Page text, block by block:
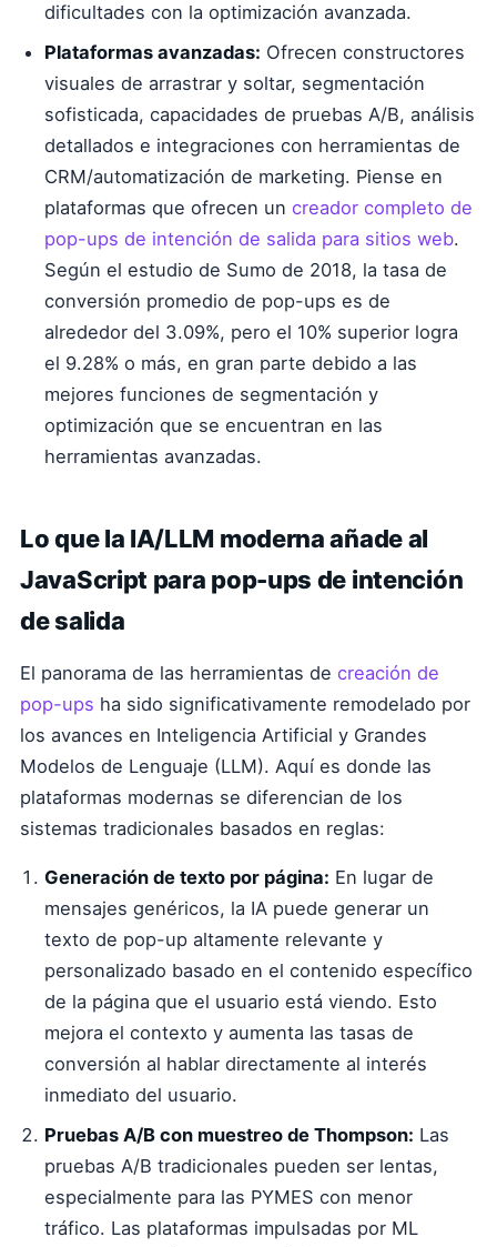
dificultades con la optimización avanzada.
Plataformas avanzadas: Ofrecen constructores
visuales de arrastrar y soltar, segmentación
sofisticada, capacidades de pruebas A/B, análisis
detallados e integraciones con herramientas de
CRM/automatización de marketing. Piense en
plataformas que ofrecen un creador completo de
pop-ups de intención de salida para sitios web.
Según el estudio de Sumo de 2018, la tasa de
conversión promedio de pop-ups es de
alrededor del 3.09%, pero el 10% superior logra
el 9.28% o más, en gran parte debido a las
mejores funciones de segmentación y
optimización que se encuentran en las
herramientas avanzadas.
Lo que la IA/LLM moderna añade al
JavaScript para pop-ups de intención
de salida
El panorama de las herramientas de creación de
pop-ups ha sido significativamente remodelado por
los avances en Inteligencia Artificial y Grandes
Modelos de Lenguaje (LLM). Aquí es donde las
plataformas modernas se diferencian de los
sistemas tradicionales basados en reglas:
Generación de texto por página: En lugar de
mensajes genéricos, la IA puede generar un
texto de pop-up altamente relevante y
personalizado basado en el contenido específico
de la página que el usuario está viendo. Esto
mejora el contexto y aumenta las tasas de
conversión al hablar directamente al interés
inmediato del usuario.
Pruebas A/B con muestreo de Thompson: Las
pruebas A/B tradicionales pueden ser lentas,
especialmente para las PYMES con menor
tráfico. Las plataformas impulsadas por ML